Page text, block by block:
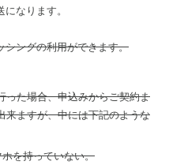
なります。
シングの利用ができます。
った場合、申込みからご契約ま
来ますが、中には下記のような
を持っていない。